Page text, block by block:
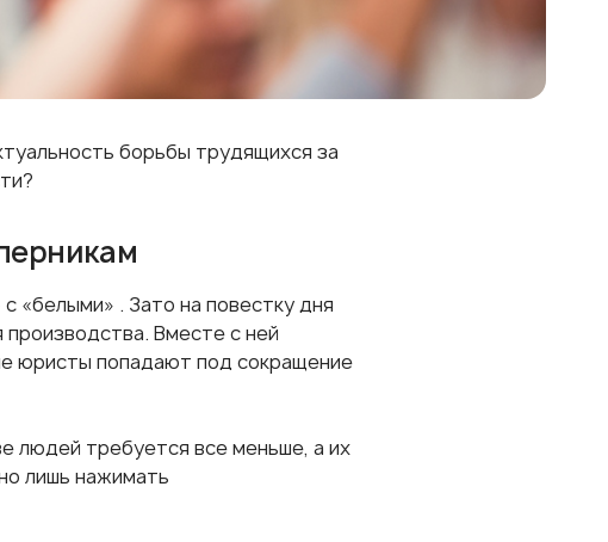
борьбы трудящихся за
«белыми» . Зато на повестку дня
Вместе с ней
юристы попадают под сокращение
людей требуется все меньше, а их
лишь нажимать